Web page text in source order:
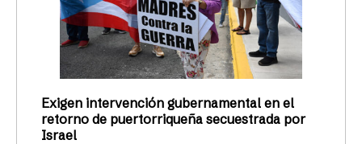
Exigen intervención gubernamental en el
retorno de puertorriqueña secuestrada por
Israel